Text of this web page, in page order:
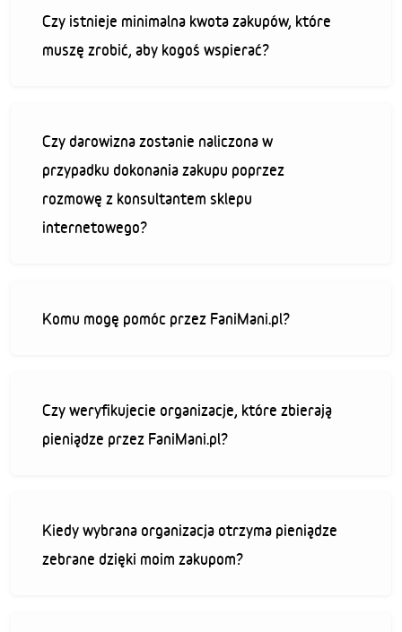
Czy istnieje minimalna kwota zakupów, które
muszę zrobić, aby kogoś wspierać?
Czy darowizna zostanie naliczona w
przypadku dokonania zakupu poprzez
rozmowę z konsultantem sklepu
internetowego?
Komu mogę pomóc przez FaniMani.pl?
Czy weryfikujecie organizacje, które zbierają
pieniądze przez FaniMani.pl?
Kiedy wybrana organizacja otrzyma pieniądze
zebrane dzięki moim zakupom?